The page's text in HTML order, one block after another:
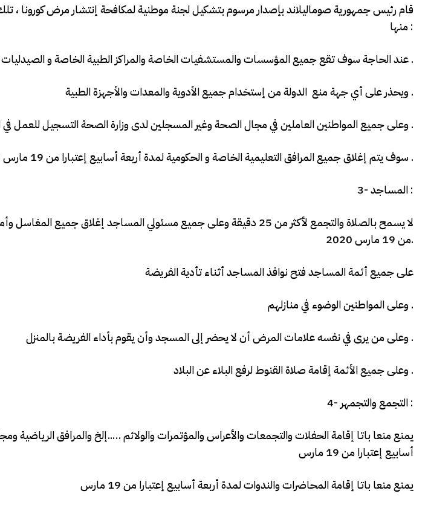
قام رئيس جمهورية صوماليلاند بإصدار مرسوم بتشكيل لجنة موطنية لمكافحة إنتشار مرض كورونا ،
منها :
1- عند الحاجة سوف تقع جميع المؤسسات والمستشفيات الخاصة والمراكز الطبية الخاصة و الصيدليات تحت إدارة وزارة الصحة .
ويحذر على أي جهة منع الدولة من إستخدام جميع الأدوية والمعدات والأجهزة الطبية .
وعلى جميع المواطنين العاملين في مجال الصحة وغير المسجلين لدى وزارة الصحة التسجيل للعمل في المجال التطوعي في أقرب مكتب للصحة .
2- سوف يتم إغلاق جميع المرافق التعليمية الخاصة و الحكومية لمدة أربعة أسابيع إعتبارا من 19 مارس .
3- المساجد :
لا يسمح بالصلاة والتجمع لأكثر من 25 دقيقة وعلى جميع مسئولي المساجد إغلاق
من 19 مارس 2020.
على جميع أئمة المساجد فتح نوافذ المساجد أثناء تأدية الفريضة
وعلى المواطنين الوضوء في منازلهم .
وعلى من يرى في نفسه علامات المرض أن لا يحضر إلى المسجد وأن يقوم بأداء الفريضة بالمنزل .
وعلى جميع الأئمة إقامة صلاة القنوط لرفع البلاء عن البلاد .
4- التجمع والتجمهر :
يمنع منعا باتا إقامة الحفلات والتجمعات والأعراس والمؤتمرات والولائم …..إلخ والمرافق الرياضية
أسابيع إعتبارا من 19 مارس
يمنع منعا باتا إقامة المحاضرات والندوات لمدة أربعة أسابيع إعتبارا من 19 مارس